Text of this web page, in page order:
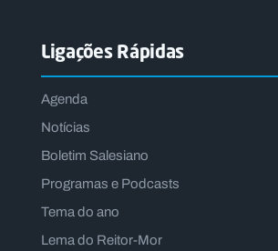
Ligações Rápidas
Agenda
Notícias
Boletim Salesiano
Programas e Podcasts
Tema do ano
Lema do Reitor-Mor